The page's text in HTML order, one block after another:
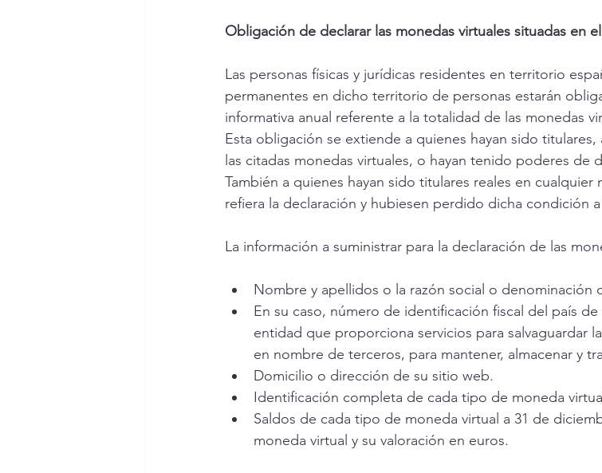
Obligación de declarar las monedas virtuales situadas en
Las personas físicas y jurídicas residentes en territorio
permanentes en dicho territorio de personas estarán
informativa anual referente a la totalidad de las monedas
Esta obligación se extiende a quienes hayan sido
las citadas monedas virtuales, o hayan tenido poderes de
También a quienes hayan sido titulares reales en
refiera la declaración y hubiesen perdido dicha condición
La información a suministrar para la declaración de las
Nombre y apellidos o la razón social o denominación
En su caso, número de identificación fiscal del país
entidad que proporciona servicios para salvaguardar
en nombre de terceros, para mantener, almacenar y
Domicilio o dirección de su sitio web.
Identificación completa de cada tipo de moneda
Saldos de cada tipo de moneda virtual a 31 de
moneda virtual y su valoración en euros.